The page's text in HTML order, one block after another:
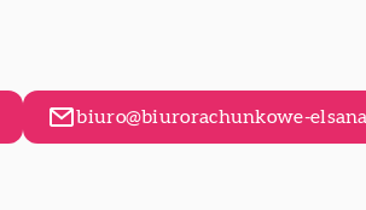
biuro@biurorachunkowe-